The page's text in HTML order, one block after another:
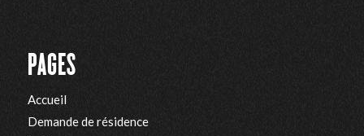
PAGES
Accueil
Demande de résidence